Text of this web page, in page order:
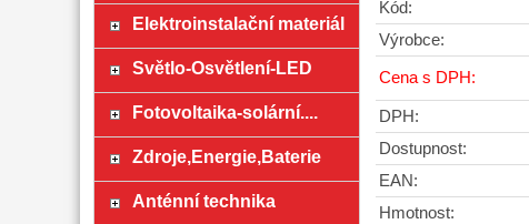
Kód:
Výrobce:
Cena s DPH:
DPH:
Dostupnost:
EAN:
Hmotnost:
Elektroinstalační materiál
Světlo-Osvětlení-LED
Fotovoltaika-solární....
Zdroje,Energie,Baterie
Anténní technika